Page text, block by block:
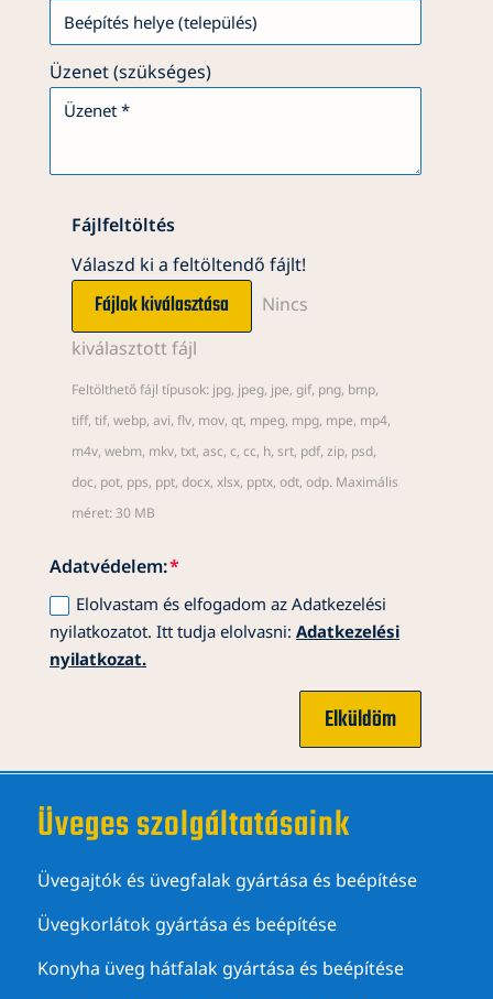
Üzenet (szükséges)
Fájlfeltöltés
Válaszd ki a feltöltendő fájlt!
File Input
Fájlok kiválasztása
Nincs
kiválasztott fájl
Feltölthető fájl típusok: jpg, jpeg, jpe, gif, png, bmp,
tiff, tif, webp, avi, flv, mov, qt, mpeg, mpg, mpe, mp4,
m4v, webm, mkv, txt, asc, c, cc, h, srt, pdf, zip, psd,
doc, pot, pps, ppt, docx, xlsx, pptx, odt, odp. Maximális
méret: 30 MB
Adatvédelem:
Elolvastam és elfogadom az Adatkezelési
nyilatkozatot. Itt tudja elolvasni:Adatkezelési
nyilatkozat.
Elküldöm
Üveges szolgáltatásaink
Üvegajtók és üvegfalak gyártása és beépítése
Üvegkorlátok gyártása és beépítése
Konyha üveg hátfalak gyártása és beépítése